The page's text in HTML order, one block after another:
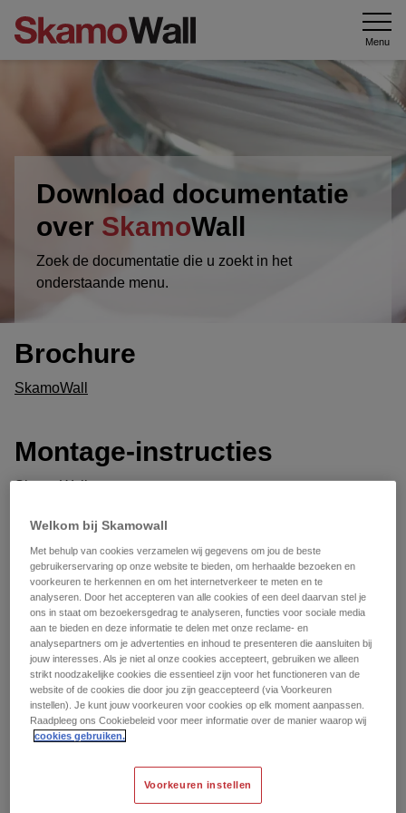
Menu
Download documentatie
over SkamoWall
Zoek de documentatie die u zoekt in het
onderstaande menu.
Brochure
SkamoWall
Montage-instructies
SkamoWall
Gegevensbladen
SkamoWall Board
SkamoWall Bore
Skamol Corner
Skamol Lime Mortar
Skamol Mesh
Skamol Smooth Plaster
Welkom bij Skamowall
Met behulp van cookies verzamelen wij gegevens om jou de beste
gebruikerservaring op onze website te bieden, om herhaalde bezoeken en
voorkeuren te herkennen en om het internetverkeer te meten en te
analyseren. Door het accepteren van alle cookies of een deel daarvan stel je
ons in staat om bezoekersgedrag te analyseren, functies voor sociale media
aan te bieden en deze informatie te delen met onze reclame- en
analysepartners om je advertenties en inhoud te presenteren die aansluiten bij
jouw interesses. Als je niet al onze cookies accepteert, gebruiken we alleen
strikt noodzakelijke cookies die essentieel zijn voor het functioneren van de
website of de cookies die door jou zijn geaccepteerd (via Voorkeuren
instellen). Je kunt jouw voorkeuren voor cookies op elk moment aanpassen.
Raadpleeg ons Cookiebeleid voor meer informatie over de manier waarop wij
cookies gebruiken.
Voorkeuren instellen